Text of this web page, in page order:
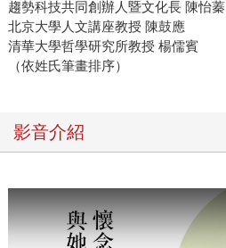
趨勢科技共同創辦人暨文化長 陳怡蓁
北京大學人文講座教授 陳鼓應
清華大學哲學研究所教授 楊儒賓
（依姓氏筆畫排序）
影音介紹